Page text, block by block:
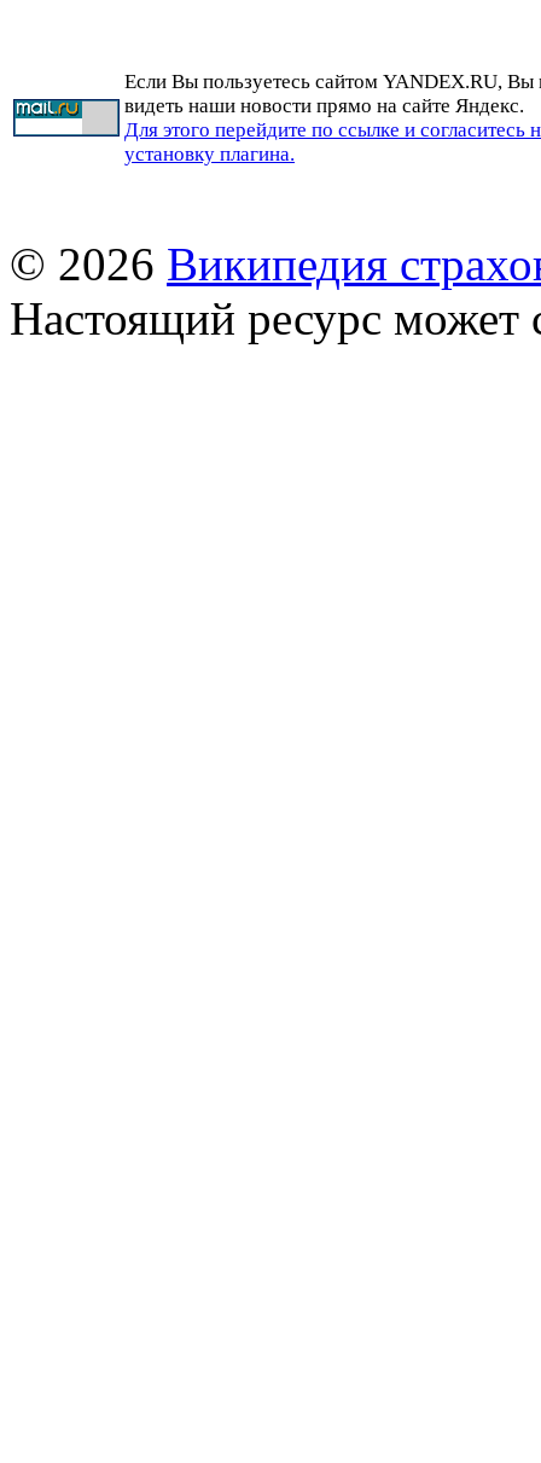
Если Вы пользуетесь сайтом YANDEX.RU, Вы
видеть наши новости прямо на сайте Яндекс.
Для этого перейдите по ссылке и согласитесь
установку плагина.
© 2026 Википедия
Настоящий ресурс может